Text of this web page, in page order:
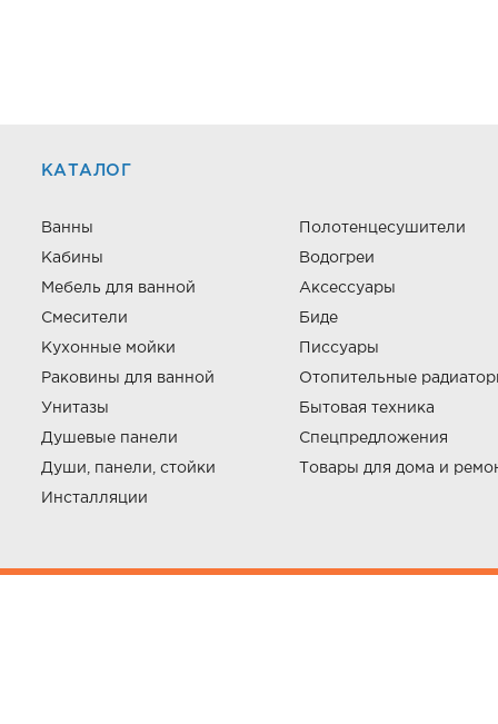
КАТАЛОГ
Ванны
Кабины
Мебель для ванной
Смесители
Кухонные мойки
Раковины для ванной
Унитазы
Душевые панели
Души, панели, стойки
Инсталляции
Полотенцесушители
Водогреи
Аксессуары
Биде
Писсуары
Отопительные
Бытовая техника
Спецпредложения
Товары для дома и